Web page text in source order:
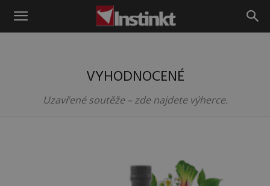
Instinkt
VYHODNOCENÉ
Uzavřené soutěže – zde najdete výherce.